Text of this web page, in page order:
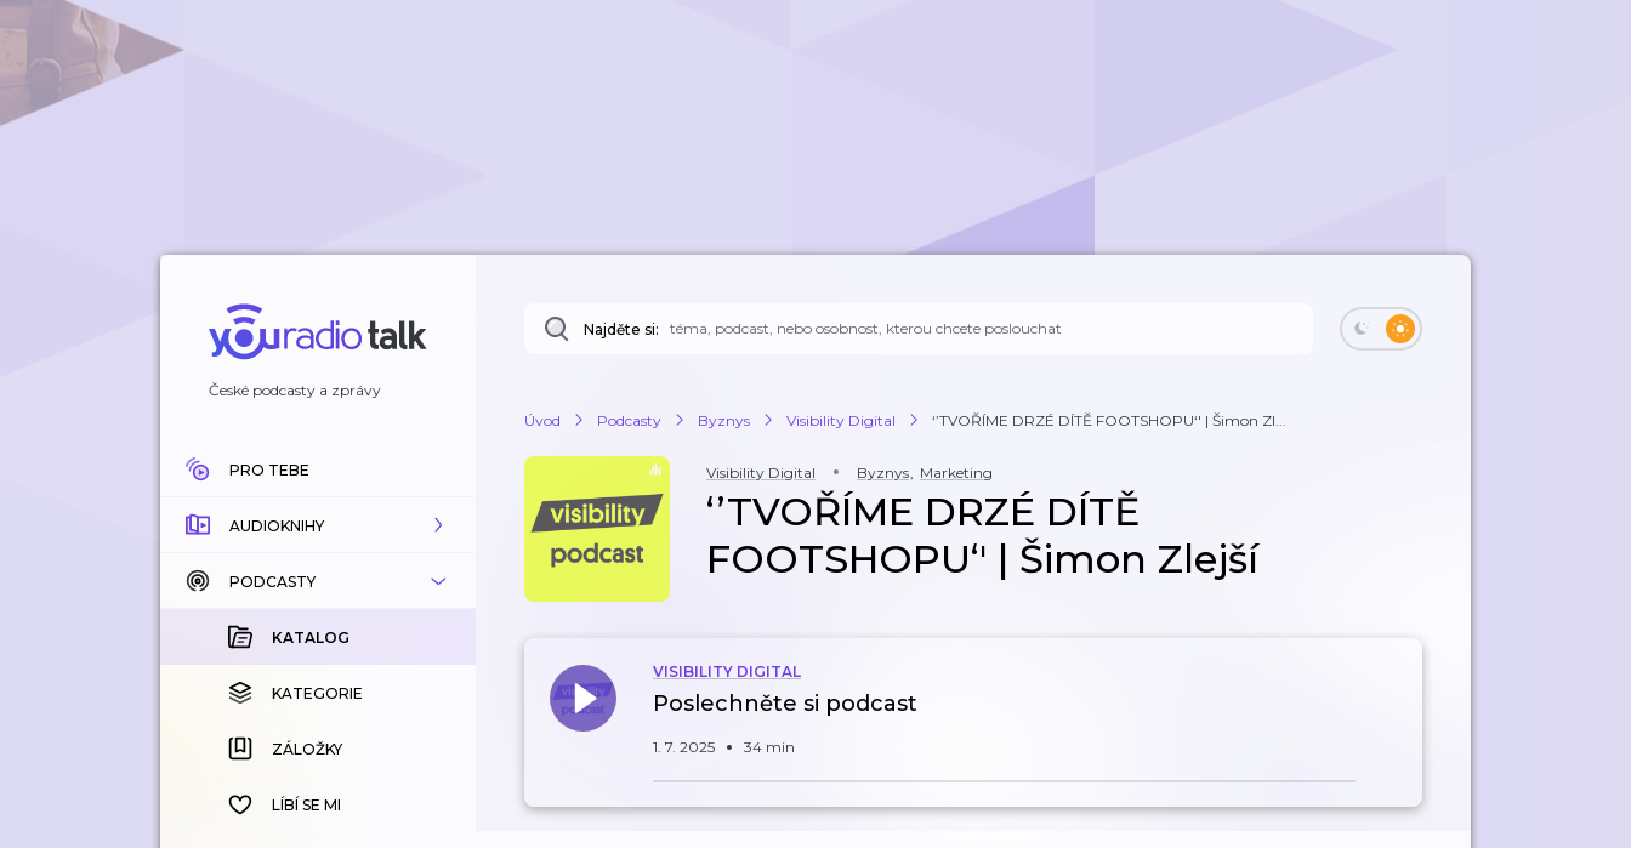
České podcasty a zprávy
PRO TEBE
AUDIOKNIHY
KATALOG
KOUPENÉ
KATEGORIE
ZÁLOŽKY
HISTORIE
PODCASTY
KATALOG
KATEGORIE
ZÁLOŽKY
LÍBÍ SE MI
Najděte si:
Úvod Podcasty Byznys Visibility Digital ‘’TVOŘÍME DRZÉ DÍTĚ FOOTSHOPU‘' | Šimon Zl...
Visibility Digital Byznys, Marketing
‘’TVOŘÍME DRZÉ DÍTĚ
FOOTSHOPU‘' | Šimon Zlejší
VISIBILITY DIGITAL
Poslechněte si podcast
1. 7. 2025 34 min